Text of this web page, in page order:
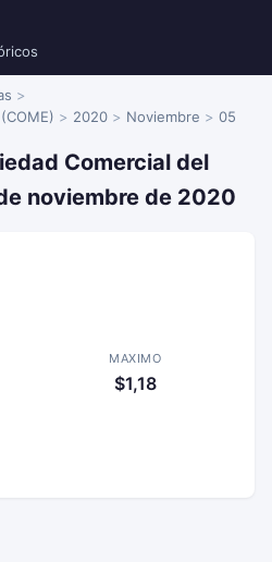
2020 Noviembre 05
Comercial del
noviembre de 2020
MAXIMO
$1,18